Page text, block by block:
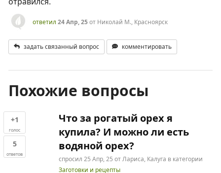
ответил 24 Апр, 25от Николай М., Красноярск
задать связанный вопрос комментировать
Похожие вопросы
+1
голос
5
ответов
Что за рогатый орех я
купила? И можно ли есть
водяной орех?
спросил 25 Апр, 25 отЛариса, Калуга в категории
Заготовки и рецепты